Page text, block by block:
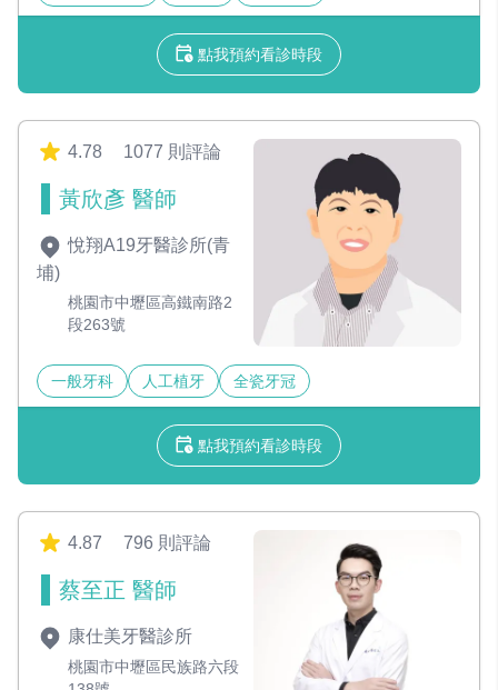
點我預約看診時段
4.78 1077 則評論
黃欣彥 醫師
悅翔A19牙醫診所(青
埔)
桃園市中壢區高鐵南路2
段263號
一般牙科 人工植牙 全瓷牙冠
點我預約看診時段
4.87 796 則評論
蔡至正 醫師
康仕美牙醫診所
桃園市中壢區民族路六段